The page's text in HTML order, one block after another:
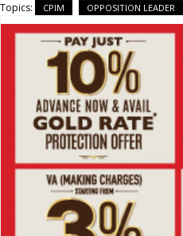
Topics: CPIM OPPOSITION LEADER